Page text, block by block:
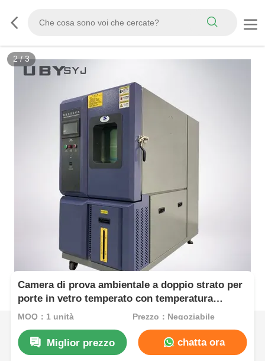
2/3
Camera di prova ambientale a doppio strato per
porte in vetro temperato con temperatura
compresa tra -55°C e +150°C e costanza di
MOQ：1 unità Prezzo：Negoziabile
Miglior prezzo chatta ora